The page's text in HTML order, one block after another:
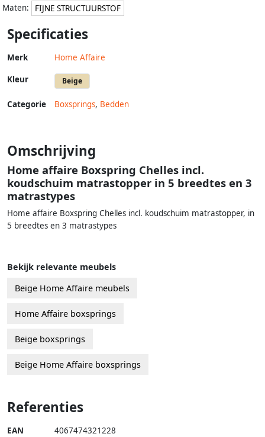
Maten:
FIJNE STRUCTUURSTOF
Specificaties
Merk Home Affaire
Kleur Beige
Categorie Boxsprings, Bedden
Omschrijving
Home affaire Boxspring Chelles incl.
koudschuim matrastopper in 5 breedtes en 3
matrastypes
Home affaire Boxspring Chelles incl. koudschuim matrastopper, in
5 breedtes en 3 matrastypes
Bekijk relevante meubels
Beige Home Affaire meubels
Home Affaire boxsprings
Beige boxsprings
Beige Home Affaire boxsprings
Referenties
EAN 4067474321228